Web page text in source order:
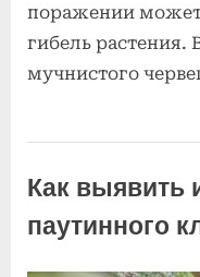
поражении может
гибель растения.
мучнистого
вредители
орхидей
Как выявить
паутинного